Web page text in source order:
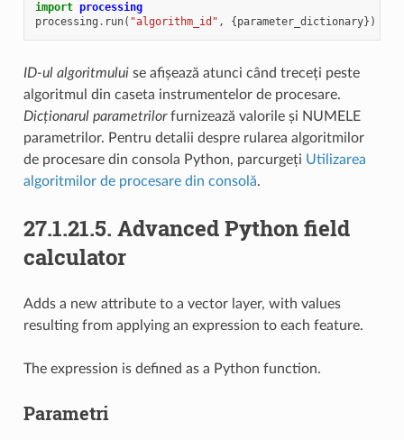
import processing
processing . run( "algorithm_id" , {parameter_dictionary})
ID-ul algoritmuluise afișează atunci când treceți peste
algoritmul din caseta instrumentelor de procesare.
Dicționarul parametrilorfurnizează valorile și NUMELE
parametrilor. Pentru detalii despre rularea algoritmilor
de procesare din consola Python, parcurgeți Utilizarea
algoritmilor de procesare din consolă.
27.1.21.5. Advanced Python field
calculator
Adds a new attribute to a vector layer, with values
resulting from applying an expression to each feature.
The expression is defined as a Python function.
Parametri